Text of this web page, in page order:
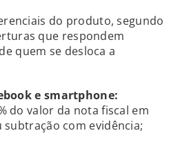
do produto, segundo
que respondem
quem se desloca a
e smartphone:
do valor da nota fiscal em
com evidência;